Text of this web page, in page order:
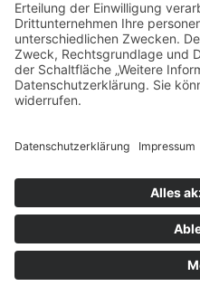
© 2026 Tietge GmbH,
vorbehalten.